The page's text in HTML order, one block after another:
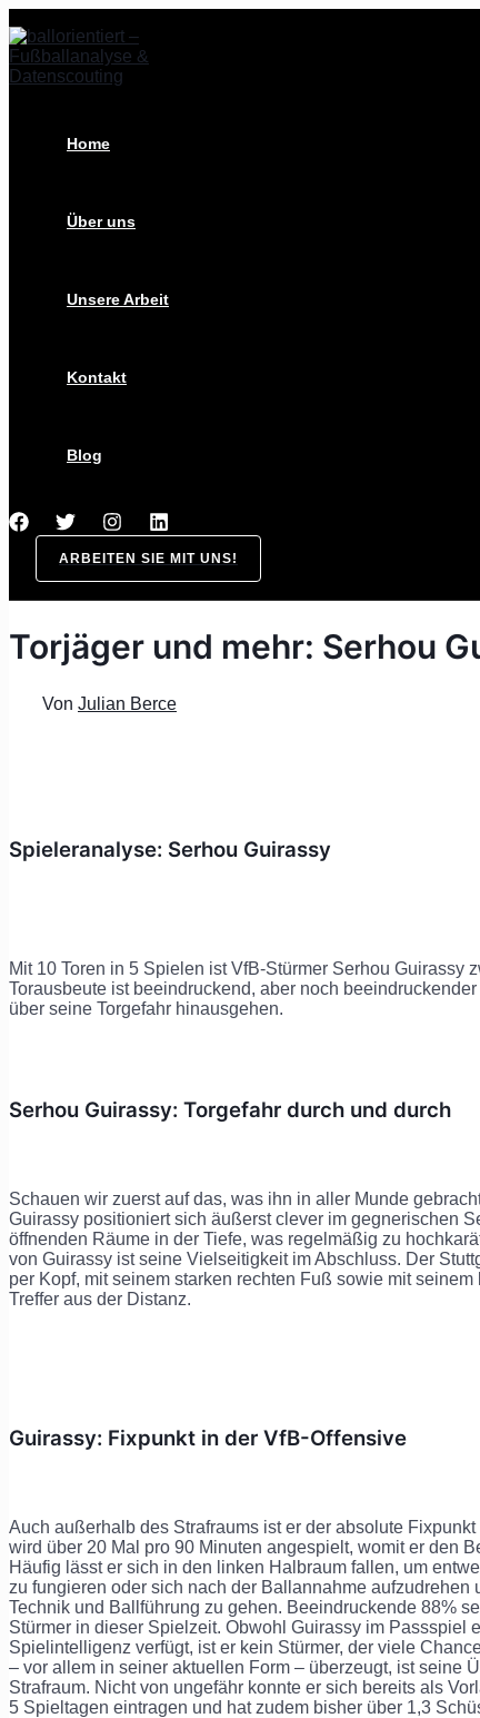
Zum
Inhalt
springen
Home
Über uns
Unsere Arbeit
Kontakt
Blog
ARBEITEN SIE MIT UNS!
Torjäger und mehr: Serhou
Von Julian Berce
Spieleranalyse: Serhou Guirassy
Mit 10 Toren in 5 Spielen ist VfB-Stürmer Serhou Guirassy
Torausbeute ist beeindruckend, aber noch
über seine Torgefahr hinausgehen.
Serhou Guirassy: Torgefahr durch und durch
Schauen wir zuerst auf das, was ihn in aller Munde
Guirassy positioniert sich äußerst clever im gegnerischen
öffnenden Räume in der Tiefe, was regelmäßig zu
von Guirassy ist seine Vielseitigkeit im Abschluss. Der
per Kopf, mit seinem starken rechten Fuß sowie mit
Treffer aus der Distanz.
Guirassy: Fixpunkt in der VfB-Offensive
Auch außerhalb des Strafraums ist er der absolute
wird über 20 Mal pro 90 Minuten angespielt, womit er den
Häufig lässt er sich in den linken Halbraum fallen, um
zu fungieren oder sich nach der Ballannahme
Technik und Ballführung zu gehen. Beeindruckende 88%
Stürmer in dieser Spielzeit. Obwohl Guirassy im Passspiel
Spielintelligenz verfügt, ist er kein Stürmer, der viele
– vor allem in seiner aktuellen Form – überzeugt, ist seine
Strafraum. Nicht von ungefähr konnte er sich bereits als
5 Spieltagen eintragen und hat zudem bisher über 1,3
Post
navigation